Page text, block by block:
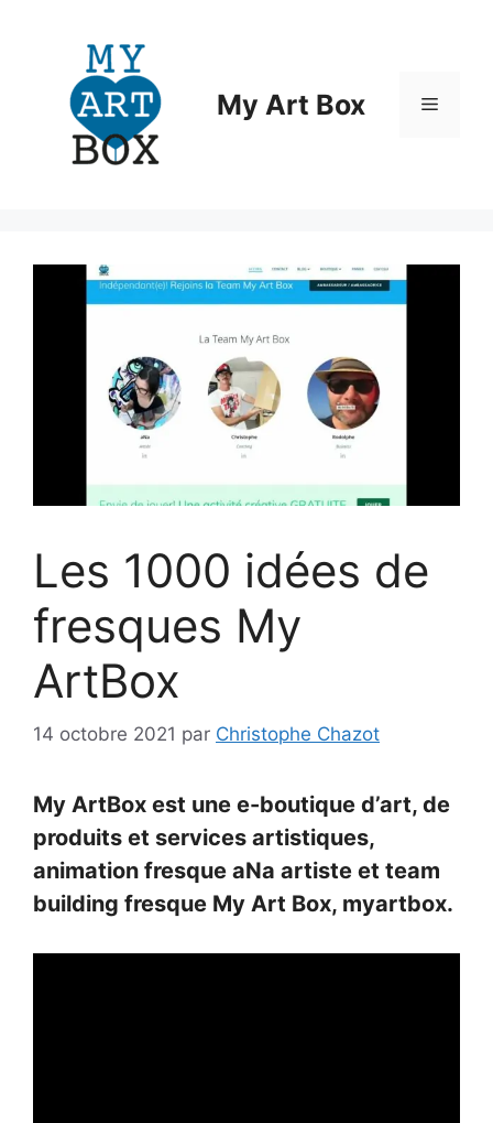
My Art Box Menu
Les 1000 idées de
fresques My
ArtBox
14 octobre 2021 par Christophe Chazot
My ArtBox est une e-boutique d’art, de
produits et services artistiques,
animation fresque aNa artiste et team
building fresque My Art Box, myartbox.